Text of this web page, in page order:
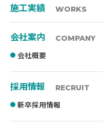
施工実績 WORKS
会社案内 COMPANY
会社概要
採用情報 RECRUIT
新卒採用情報